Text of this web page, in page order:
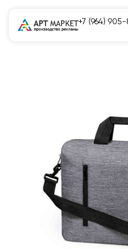
+7 (964)